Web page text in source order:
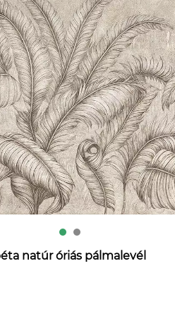
natúr óriás pálmalevél